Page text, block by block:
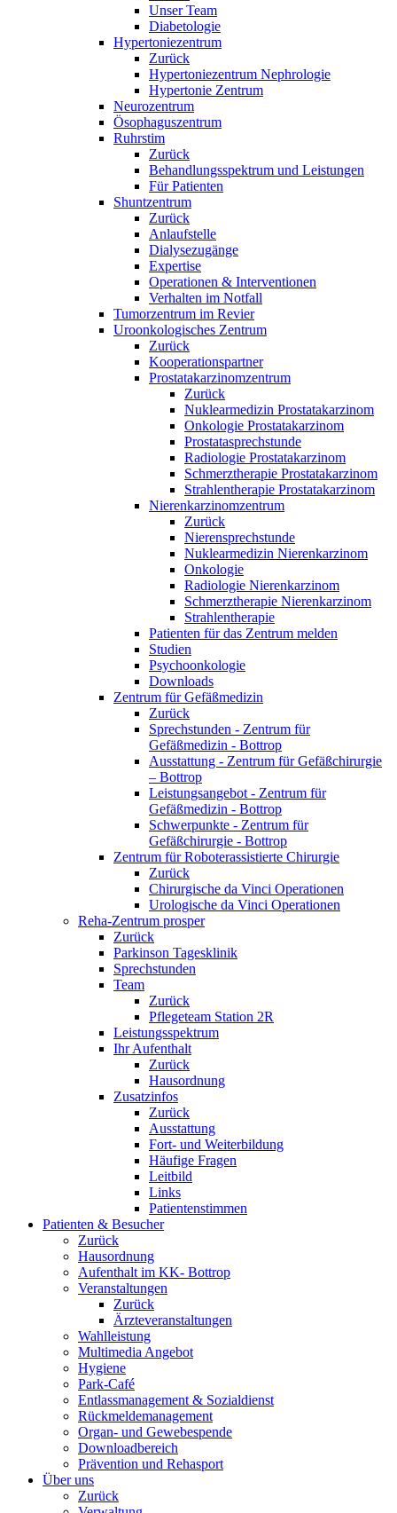
Unser Team
Diabetologie
Hypertoniezentrum
Zurück
Hypertoniezentrum Nephrologie
Hypertonie Zentrum
Neurozentrum
Ösophaguszentrum
Ruhrstim
Zurück
Behandlungsspektrum und Leistungen
Für Patienten
Shuntzentrum
Zurück
Anlaufstelle
Dialysezugänge
Expertise
Operationen & Interventionen
Verhalten im Notfall
Tumorzentrum im Revier
Uroonkologisches Zentrum
Zurück
Kooperationspartner
Prostatakarzinomzentrum
Zurück
Nuklearmedizin Prostatakarzinom
Onkologie Prostatakarzinom
Prostatasprechstunde
Radiologie Prostatakarzinom
Schmerztherapie Prostatakarzinom
Strahlentherapie Prostatakarzinom
Nierenkarzinomzentrum
Zurück
Nierensprechstunde
Nuklearmedizin Nierenkarzinom
Onkologie
Radiologie Nierenkarzinom
Schmerztherapie Nierenkarzinom
Strahlentherapie
Patienten für das Zentrum melden
Studien
Psychoonkologie
Downloads
Zentrum für Gefäßmedizin
Zurück
Sprechstunden - Zentrum für
Gefäßmedizin - Bottrop
Ausstattung - Zentrum für Gefäßchirurgie
– Bottrop
Leistungsangebot - Zentrum für
Gefäßmedizin - Bottrop
Schwerpunkte - Zentrum für
Gefäßchirurgie - Bottrop
Zentrum für Roboterassistierte Chirurgie
Zurück
Chirurgische da Vinci Operationen
Urologische da Vinci Operationen
Reha-Zentrum prosper
Zurück
Parkinson Tagesklinik
Sprechstunden
Team
Zurück
Pflegeteam Station 2R
Leistungsspektrum
Ihr Aufenthalt
Zurück
Hausordnung
Zusatzinfos
Zurück
Ausstattung
Fort- und Weiterbildung
Häufige Fragen
Leitbild
Links
Patientenstimmen
Patienten & Besucher
Zurück
Hausordnung
Aufenthalt im KK- Bottrop
Veranstaltungen
Zurück
Ärzteveranstaltungen
Wahlleistung
Multimedia Angebot
Hygiene
Park-Café
Entlassmanagement & Sozialdienst
Rückmeldemanagement
Organ- und Gewebespende
Downloadbereich
Prävention und Rehasport
Über uns
Zurück